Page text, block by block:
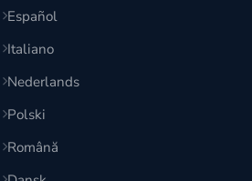
Español
Italiano
Nederlands
Polski
Română